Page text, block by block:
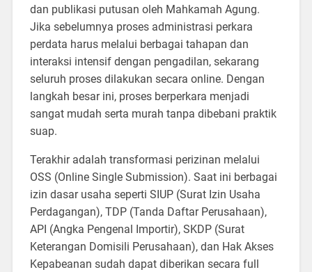
dan publikasi putusan oleh Mahkamah Agung.
Jika sebelumnya proses administrasi perkara
perdata harus melalui berbagai tahapan dan
interaksi intensif dengan pengadilan, sekarang
seluruh proses dilakukan secara online. Dengan
langkah besar ini, proses berperkara menjadi
sangat mudah serta murah tanpa dibebani praktik
suap.
Terakhir adalah transformasi perizinan melalui
OSS (Online Single Submission). Saat ini berbagai
izin dasar usaha seperti SIUP (Surat Izin Usaha
Perdagangan), TDP (Tanda Daftar Perusahaan),
API (Angka Pengenal Importir), SKDP (Surat
Keterangan Domisili Perusahaan), dan Hak Akses
Kepabeanan sudah dapat diberikan secara full